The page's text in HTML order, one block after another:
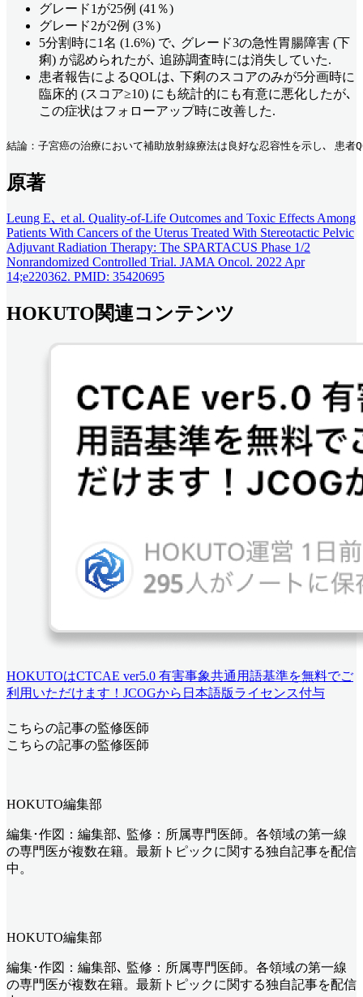
グレード1が25例 (41％)
グレード2が2例 (3％)
5分割時に1名 (1.6%) で､ グレード3の急性胃腸障害 (下
痢) が認められたが､ 追跡調査時には消失していた.
患者報告によるQOLは､ 下痢のスコアのみが5分画時に
臨床的 (スコア≥10) にも統計的にも有意に悪化したが､
この症状はフォローアップ時に改善した.
結論：子宮癌の治療において補助放射線療法は良好な忍容性を示し､ 患者
原著
Leung E､ et al. Quality-of-Life Outcomes and Toxic Effects Among
Patients With Cancers of the Uterus Treated With Stereotactic Pelvic
Adjuvant Radiation Therapy: The SPARTACUS Phase 1/2
Nonrandomized Controlled Trial. JAMA Oncol. 2022 Apr
14;e220362. PMID: 35420695
HOKUTO関連コンテンツ
HOKUTOはCTCAE ver5.0 有害事象共通用語基準を無料でご
利用いただけます！JCOGから日本語版ライセンス付与
こちらの記事の監修医師
こちらの記事の監修医師
HOKUTO編集部
編集･作図：編集部､ 監修：所属専門医師。各領域の第一線
の専門医が複数在籍。最新トピックに関する独自記事を配信
中。
HOKUTO編集部
編集･作図：編集部､ 監修：所属専門医師。各領域の第一線
の専門医が複数在籍。最新トピックに関する独自記事を配信